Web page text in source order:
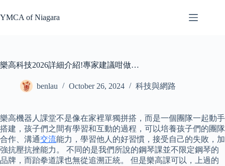
to
content
YMCA of Niagara
樂高科技2026詳細介紹!專家建議咁做…
benlau October 26, 2024 科技與網路
樂高機器人課堂不是像在家裡單獨拼搭，而是一個團隊一起動手
搭建，孩子們之間有學習和互動的過程，可以培養孩子們的團隊
合作、溝通交流能力，學習他人的好習慣，接受自己的失敗，加
強抗壓抗挫能力。 不同的是我們所說的鋼琴課並不限定鋼琴的
品牌，而跆拳道課也無從追溯正統。 但是樂高課可以，上過的